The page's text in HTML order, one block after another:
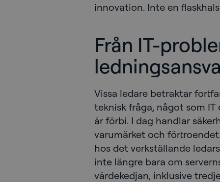
innovation. Inte en
Från IT-
Vissa ledare betraktar
teknisk fråga, något som IT
är förbi. I dag handlar
varumärket och
hos det verkställande
inte längre bara om
värdekedjan, inklusive